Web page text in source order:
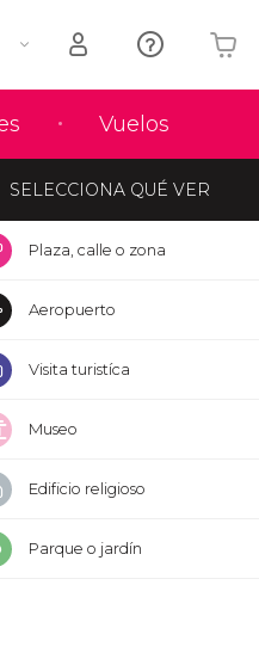
Vuelos
SELECCIONA QUÉ VER
Plaza, calle o zona
Aeropuerto
Visita turistíca
Museo
Edificio religioso
Parque o jardín